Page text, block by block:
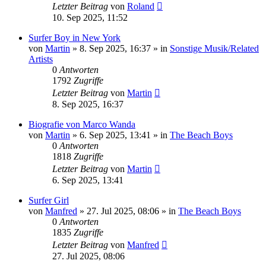
Letzter Beitrag von Roland
10. Sep 2025, 11:52
Surfer Boy in New York
von Martin » 8. Sep 2025, 16:37 » in Sonstige Musik/Related
Artists
0 Antworten
1792 Zugriffe
Letzter Beitrag von Martin
8. Sep 2025, 16:37
Biografie von Marco Wanda
von Martin » 6. Sep 2025, 13:41 » in The Beach Boys
0 Antworten
1818 Zugriffe
Letzter Beitrag von Martin
6. Sep 2025, 13:41
Surfer Girl
von Manfred » 27. Jul 2025, 08:06 » in The Beach Boys
0 Antworten
1835 Zugriffe
Letzter Beitrag von Manfred
27. Jul 2025, 08:06